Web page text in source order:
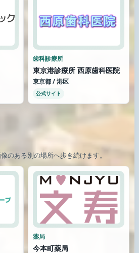
歯科診療所
東京港診療所 西原歯科医院
東京都 / 港区
公式サイト
のある別の場所へ歩き続けます。
薬局
今本町薬局